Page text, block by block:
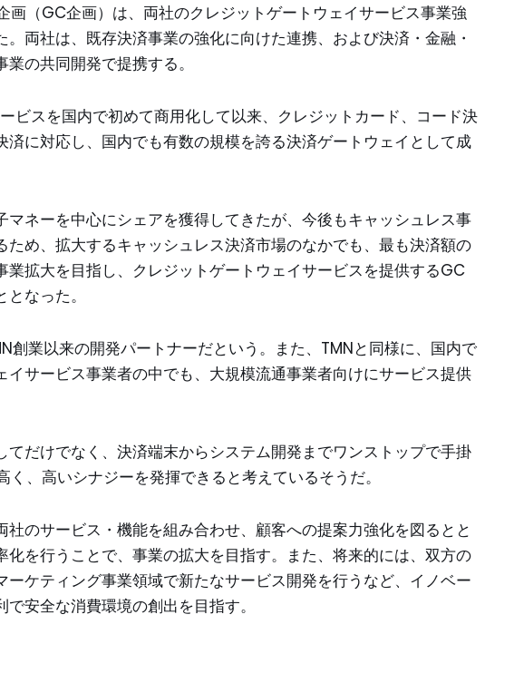
画（GC企画）は、両社のクレジットゲートウェイサービス事業強
両社は、既存決済事業の強化に向けた連携、および決済・金融・
の共同開発で提携する。
ビスを国内で初めて商用化して以来、クレジットカード、コード決
に対応し、国内でも有数の規模を誇る決済ゲートウェイとして成
ネーを中心にシェアを獲得してきたが、今後もキャッシュレス事
め、拡大するキャッシュレス決済市場のなかでも、最も決済額の
業拡大を目指し、クレジットゲートウェイサービスを提供するGC
なった。
創業以来の開発パートナーだという。また、TMNと同様に、国内で
サービス事業者の中でも、大規模流通事業者向けにサービス提供
てだけでなく、決済端末からシステム開発までワンストップで手掛
、高いシナジーを発揮できると考えているそうだ。
のサービス・機能を組み合わせ、顧客への提案力強化を図るとと
化を行うことで、事業の拡大を目指す。また、将来的には、双方の
ケティング事業領域で新たなサービス開発を行うなど、イノベー
安全な消費環境の創出を目指す。